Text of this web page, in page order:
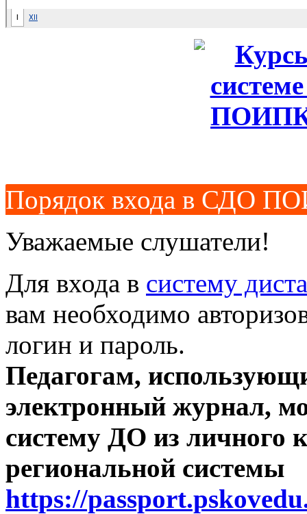
Порядок входа в СДО
Уважаемые слушатели!
Для входа в систему
вам необходимо
логин и пароль.
Педагогам,
электронный журнал,
систему ДО из личного
региональной системы
https://